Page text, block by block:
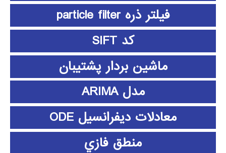
فیلتر ذره particle filter
کد SIFT
ماشین بردار پشتیبان
مدل ARIMA
معادلات دیفرانسیل ODE
منطق فازي